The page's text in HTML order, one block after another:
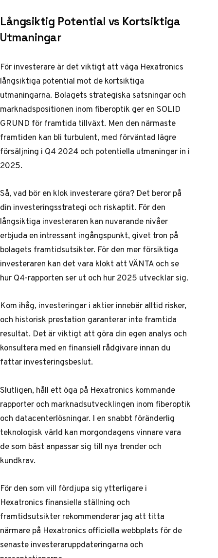
Långsiktig Potential vs Kortsiktiga
Utmaningar
För investerare är det viktigt att väga Hexatronics
långsiktiga potential mot de kortsiktiga
utmaningarna. Bolagets strategiska satsningar och
marknadspositionen inom fiberoptik ger en SOLID
GRUND för framtida tillväxt. Men den närmaste
framtiden kan bli turbulent, med förväntad lägre
försäljning i Q4 2024 och potentiella utmaningar in i
2025.
Så, vad bör en klok investerare göra? Det beror på
din investeringsstrategi och riskaptit. För den
långsiktiga investeraren kan nuvarande nivåer
erbjuda en intressant ingångspunkt, givet tron på
bolagets framtidsutsikter. För den mer försiktiga
investeraren kan det vara klokt att VÄNTA och se
hur Q4-rapporten ser ut och hur 2025 utvecklar sig.
Kom ihåg, investeringar i aktier innebär alltid risker,
och historisk prestation garanterar inte framtida
resultat. Det är viktigt att göra din egen analys och
konsultera med en finansiell rådgivare innan du
fattar investeringsbeslut.
Slutligen, håll ett öga på Hexatronics kommande
rapporter och marknadsutvecklingen inom fiberoptik
och datacenterlösningar. I en snabbt föränderlig
teknologisk värld kan morgondagens vinnare vara
de som bäst anpassar sig till nya trender och
kundkrav.
För den som vill fördjupa sig ytterligare i
Hexatronics finansiella ställning och
framtidsutsikter rekommenderar jag att titta
närmare på Hexatronics officiella webbplats för de
senaste investeraruppdateringarna och